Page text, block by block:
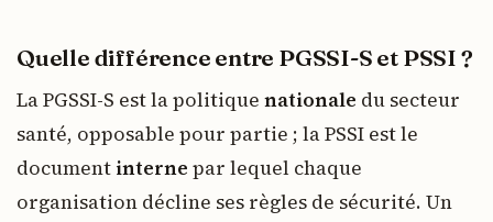
Quelle différence entre PGSSI-S et PSSI ?
La PGSSI-S est la politique nationale du secteur
santé, opposable pour partie ; la PSSI est le
document interne par lequel chaque
organisation décline ses règles de sécurité. Un